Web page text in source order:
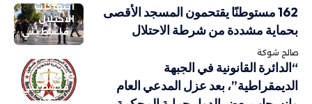
انتهاكات
الاحتلال
فلسطيني
162 مستوطنًا يقتحمون المسجد الأقصى
بحماية مشددة من شرطة الاحتلال
صالح شوكة
دولي
فلسطيني
“الدائرة القانونية في الجبهة
الديمقراطية”، بعد عزل المدعي العام